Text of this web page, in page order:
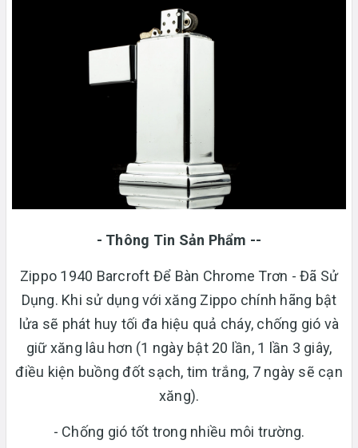
- Thông Tin Sản Phẩm --
Zippo 1940 Barcroft Để Bàn Chrome Trơn - Đã Sử
Dụng. Khi sử dụng với xăng Zippo chính hãng bật
lửa sẽ phát huy tối đa hiệu quả cháy, chống gió và
giữ xăng lâu hơn (1 ngày bật 20 lần, 1 lần 3 giây,
điều kiện buồng đốt sạch, tim trắng, 7 ngày sẽ cạn
xăng).
- Chống gió tốt trong nhiều môi trường.